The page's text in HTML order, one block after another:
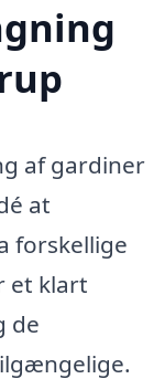
af gardiner
at
forskellige
et klart
de